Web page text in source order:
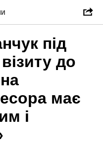
під
до
має
і